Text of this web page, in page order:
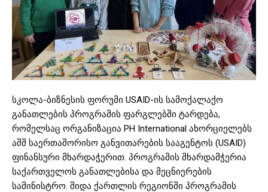
სკოლა-ბიზნესის ფორუმი USAID-ის სამოქალაქო
განათლების პროგრამის ფარგლებში ტარდება,
რომელსაც ორგანიზაცია PH International ახორციელებს
აშშ საერთაშორისო განვითარების სააგენტოს (USAID)
ფინანსური მხარდაჭერით. პროგრამის მხარდამჭერია
საქართველოს განათლებისა და მეცნიერების
სამინისტრო. შიდა ქართლის რეგიონში პროგრამის